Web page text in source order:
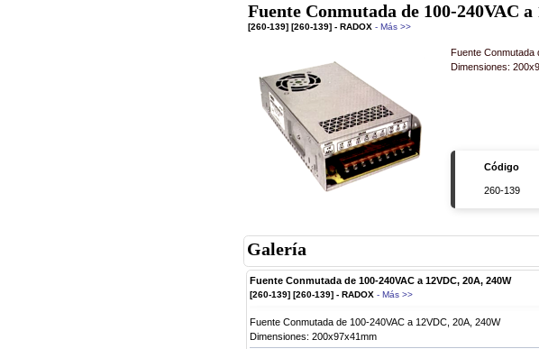
Fuente Conmutada de 100-240VAC
[260-139] [260-139] - RADOX- Más >>
Fuente Conmutada
Dimensiones:
Código
260-139
Galería
Fuente Conmutada de 100-240VAC a 12VDC, 20A, 240W
[260-139] [260-139] - RADOX- Más >>
Fuente Conmutada de 100-240VAC a 12VDC, 20A, 240W
Dimensiones: 200x97x41mm